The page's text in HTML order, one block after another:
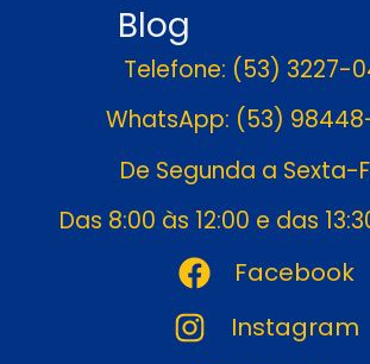
Blog
Telefone: (53) 3227-
WhatsApp: (53)
De Segunda a Sexta-
Das 8:00 às 12:00 e das
Facebook
Instagram